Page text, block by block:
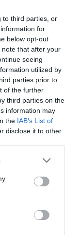
to third parties, or
for
below opt-out
that after your
seeing
utilized by
parties prior to
of the further
third parties on the
information may
the IAB’s List of
disclose it to other
or more Google
You may click to
party tags to
in below Google
és
van-e a hiba,
mértékű
hogy a
része
a
adjon a